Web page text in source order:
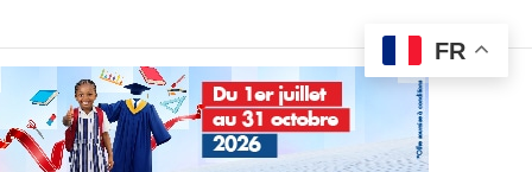
FR